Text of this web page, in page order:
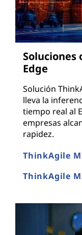
Soluciones
Edge
Solución
lleva la
tiempo real al
empresas
rapidez.
ThinkAgile
ThinkAgile